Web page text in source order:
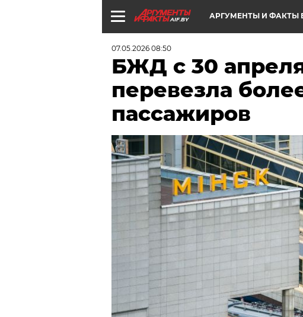
AIF.BY АРГУМЕНТЫ И ФАКТЫ
07.05.2026 08:50
БЖД с 30
перевезла
пассажиров